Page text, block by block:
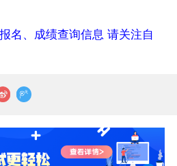
名、成绩查询信息 请关注自